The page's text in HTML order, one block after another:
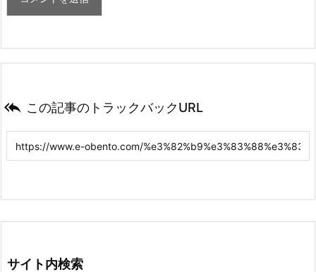
 この記事のトラックバックURL
サイト内検索